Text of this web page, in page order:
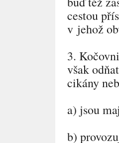
cestou
v jehož
3.
však
cikány
a) jsou
b)